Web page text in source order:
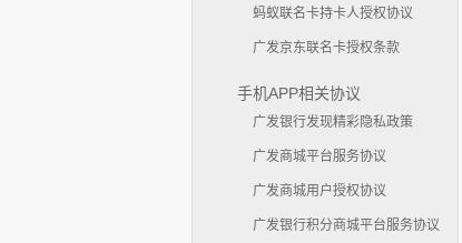
蚂蚁联名卡持卡人授权协议
广发京东联名卡授权条款
手机APP相关协议
广发银行发现精彩隐私政策
广发商城平台服务协议
广发商城用户授权协议
广发银行积分商城平台服务协议